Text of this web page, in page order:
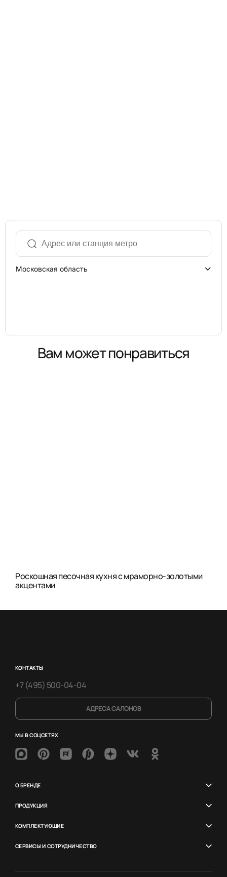
Московская область
Вам может понравиться
Роскошная песочная кухня с мраморно-золотыми
акцентами
КОНТАКТЫ
+7 (495) 500-04-04
АДРЕСА САЛОНОВ
МЫ В СОЦСЕТЯХ
О БРЕНДЕ
ПРОДУКЦИЯ
КОМПЛЕКТУЮЩИЕ
СЕРВИСЫ И СОТРУДНИЧЕСТВО